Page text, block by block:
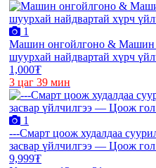
1
Машин онгойлгоно & Машин
шуурхай найдвартай хүрч
1,000₮
3 цаг 39 мин
1
---Смарт цоож худалдаа
засвар үйлчилгээ — Цоож
9,999₮